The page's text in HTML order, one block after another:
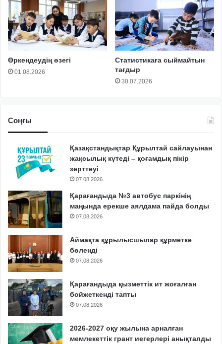
Өркендеудің өзегі
01.08.2026
Статистикаға сыймайтын
тағдыр
30.07.2026
Соңғы
Қазақстандықтар Құрылтай сайлауынан
жақсылық күтеді – қоғамдық пікір
зерттеуі
07.08.2026
Қарағандыда №3 автобус паркінің
маңында ерекше аялдама пайда болды
07.08.2026
Аймақта құрылысшылар құрметке
бөленді
07.08.2026
Қарағандыда қызметтік ит жоғалған
бойжеткенді тапты
07.08.2026
2026-2027 оқу жылына арналған
мемлекеттік грант иегерлері анықталды